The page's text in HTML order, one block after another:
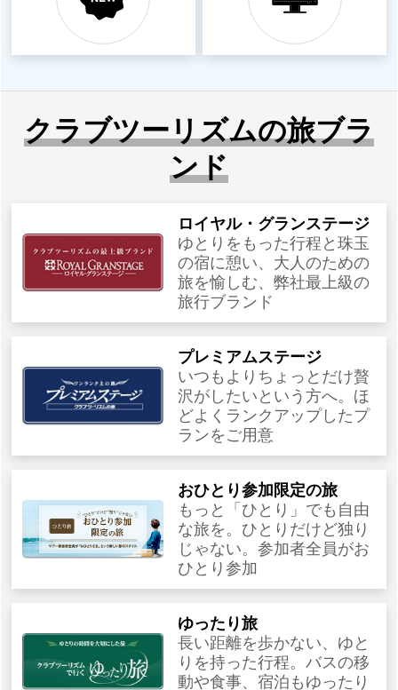
クラブツーリズムの旅ブラ
ンド
ロイヤル・グランステージ
ゆとりをもった行程と珠玉
の宿に憩い、大人のための
旅を愉しむ、弊社最上級の
旅行ブランド
プレミアムステージ
いつもよりちょっとだけ贅
沢がしたいという方へ。ほ
どよくランクアップしたプ
ランをご用意
おひとり参加限定の旅
もっと「ひとり」でも自由
な旅を。ひとりだけど独り
じゃない。参加者全員がお
ひとり参加
ゆったり旅
長い距離を歩かない、ゆと
りを持った行程。バスの移
動や食事、宿泊もゆったり